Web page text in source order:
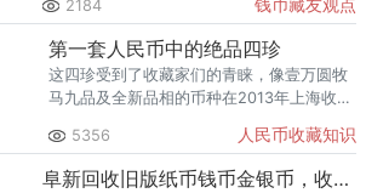
2184
钱币藏友观点
第一套人民币中的绝品四珍
这四珍受到了收藏家们的青睐，像壹万圆牧
马九品及全新品相的币种在2013年上海收藏
5356
人民币收藏知识
阜新回收旧版纸币钱币金银币，收购第一二三四套人民币连体纪念钞